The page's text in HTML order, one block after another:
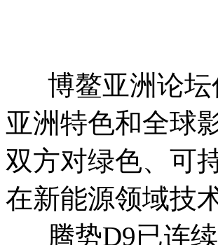
博鳌亚洲论坛
亚洲特色和全球
双方对绿色、可
在新能源领域技
腾势D9已连续